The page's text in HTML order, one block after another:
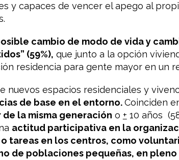
y capaces de vencer el apego al
cambio de modo de vida y
(59%), que junto a la opción
residencia para gente mayor en un
nuevos espacios residenciales y
de base en el entorno.Coinciden
la misma generación o + 10 años
actitud participativa en la
tareas en los centros, como
de poblaciones pequeñas, en